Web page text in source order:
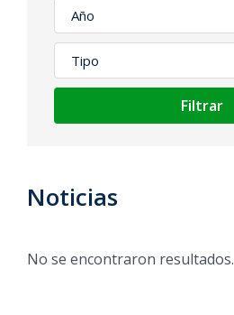
Filtrar
Noticias
No se encontraron resultados.